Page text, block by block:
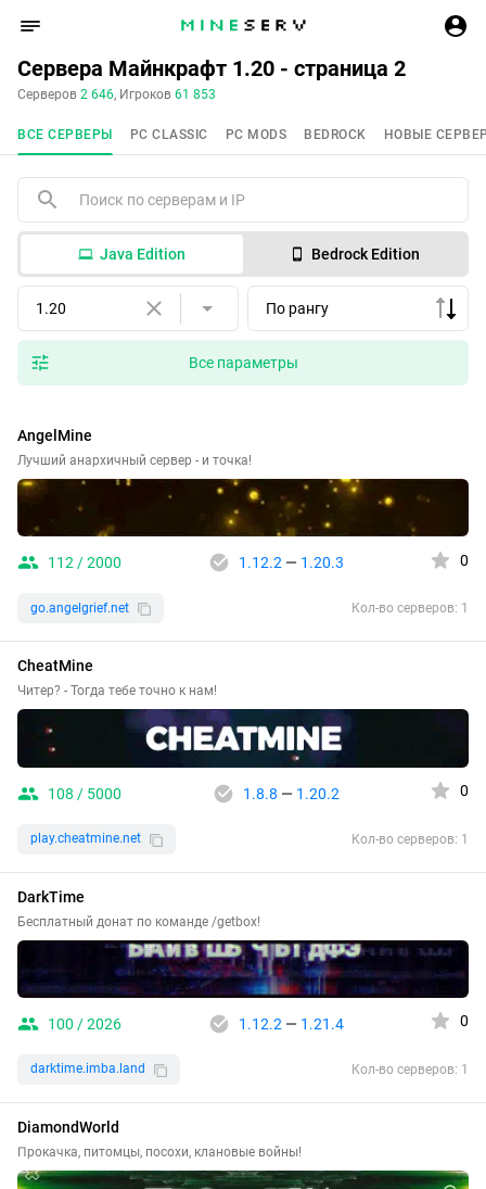
Сервера Майнкрафт 1.20 - страница 2
Серверов 2 646, Игроков 61 853
ВСЕ СЕРВЕРЫ PC CLASSIC PC MODS BEDROCK НОВЫЕ
Java Edition Bedrock Edition
1.20 По рангу
Все параметры
AngelMine
Лучший анархичный сервер - и точка!
112 / 2000 1.12.2— 1.20.3 0
go.angelgrief.net Кол-во серверов: 1
CheatMine
Читер? - Тогда тебе точно к нам!
108 / 5000 1.8.8 — 1.20.2 0
play.cheatmine.net Кол-во серверов: 1
DarkTime
Бесплатный донат по команде /getbox!
100 / 2026 1.12.2 — 1.21.4 0
darktime.imba.land Кол-во серверов: 1
DiamondWorld
Прокачка, питомцы, посохи, клановые войны!